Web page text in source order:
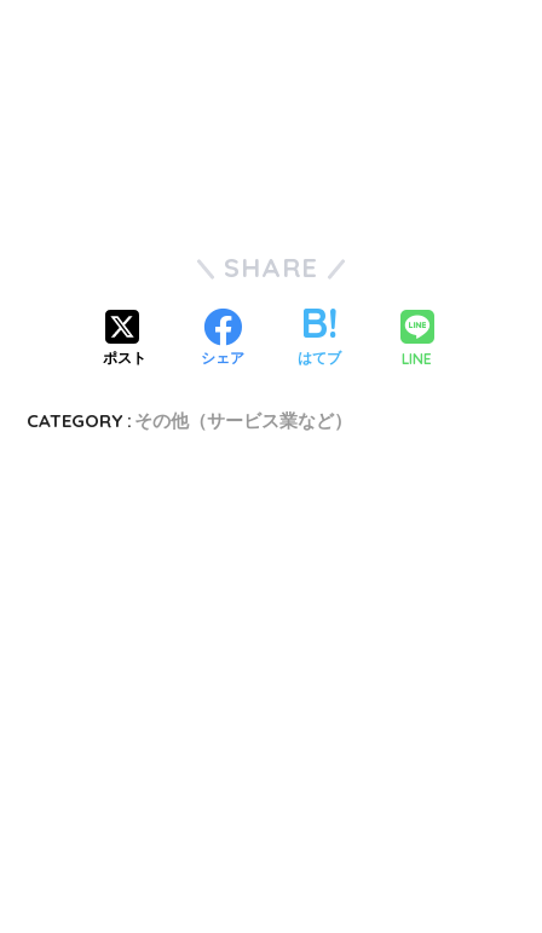
SHARE
ポスト シェア はてブ LINE
CATEGORY : その他（サービス業など）